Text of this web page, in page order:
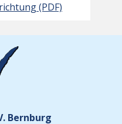
(PDF)
Bernburg